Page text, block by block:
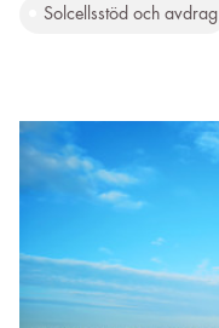
Solcellsstöd och avdrag